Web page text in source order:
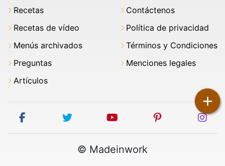
+
Recetas
Recetas de vídeo
Menús archivados
Preguntas
Artículos
Contáctenos
Política de privacidad
Términos y Condiciones
Menciones legales
facebook twitter youtube pinterest
© Madeinwork